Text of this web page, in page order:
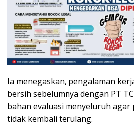
Ia menegaskan, pengalaman
bersih sebelumnya dengan PT
bahan evaluasi menyeluruh agar
tidak kembali terulang.